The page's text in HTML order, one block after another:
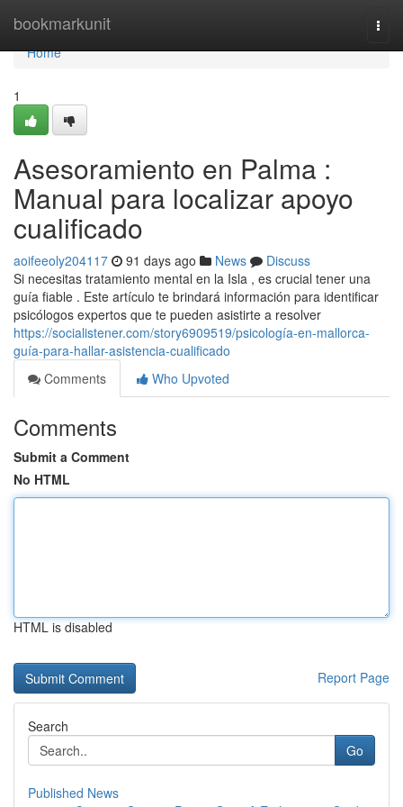
bookmarkunit
Home
Home
1
Asesoramiento en Palma :
Manual para localizar apoyo
cualificado
aoifeeoly204117 91 days ago News
Discuss
Si necesitas tratamiento mental en la Isla , es crucial tener una
guía fiable . Este artículo te brindará información para identificar
psicólogos expertos que te pueden asistirte a resolver
https://socialistener.com/story6909519/psicología-en-mallorca-
guía-para-hallar-asistencia-cualificado
Comments
Who Upvoted
Comments
Submit a Comment
No HTML
HTML is disabled
Report Page
Search
Go
Published News